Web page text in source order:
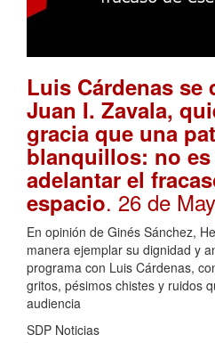
Luis Cárdenas se
Juan I. Zavala,
gracia que una
blanquillos: no
adelantar el
espacio. 26 de
En opinión de Ginés Sánchez,
manera ejemplar su dignidad y
programa con Luis Cárdenas,
gritos, pésimos chistes y ruidos
audiencia
SDP Noticias